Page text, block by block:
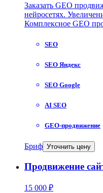
Заказать GEO
нейросетях.
Комплексное GEO
SEO
SEO Яндекс
SEO Google
AI SEO
GEO-продвижение
Бриф Уточнить цену
Продвижение
15 000 ₽